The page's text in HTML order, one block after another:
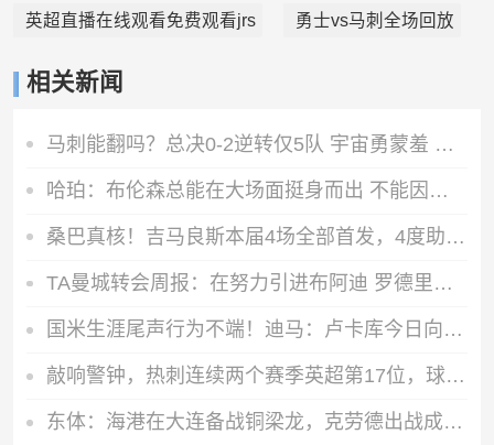
英超直播在线观看免费观看jrs 勇士vs马刺全场回放
相关新闻
马刺能翻吗？总决0-2逆转仅5队 宇宙勇蒙羞 主场0-2翻盘前无古人
哈珀：布伦森总能在大场面挺身而出 不能因他投进关键球而沮丧
桑巴真核！吉马良斯本届4场全部首发，4度助攻+为3名队友做饼
TA曼城转会周报：在努力引进布阿迪 罗德里等多人未来不明确
国米生涯尾声行为不端！迪马：卢卡库今日向奥西利奥道歉
敲响警钟，热刺连续两个赛季英超第17位，球队111年来首次出现
东体：海港在大连备战铜梁龙，克劳德出战成疑蒋光太有望回归